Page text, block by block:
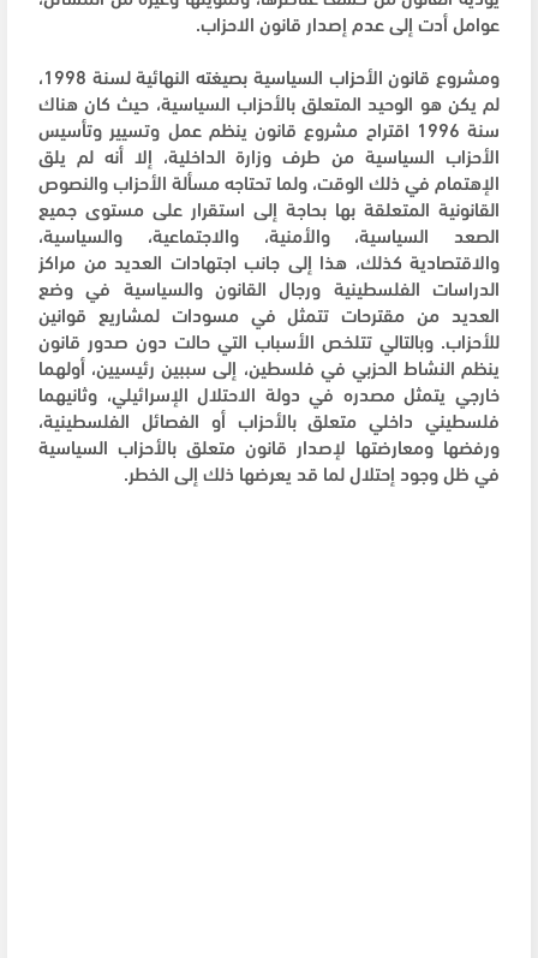
عوامل أدت إلى عدم إصدار قانون الاحزاب.
ومشروع قانون الأحزاب السياسية بصيغته النهائية لسنة 1998،
لم يكن هو الوحيد المتعلق بالأحزاب السياسية، حيث كان هناك
سنة 1996 اقتراح مشروع قانون ينظم عمل وتسيير وتأسيس
الأحزاب السياسية من طرف وزارة الداخلية، إلا أنه لم يلق
الإهتمام في ذلك الوقت، ولما تحتاجه مسألة الأحزاب والنصوص
القانونية المتعلقة بها بحاجة إلى استقرار على مستوى جميع
الصعد السياسية، والأمنية، والاجتماعية، والسياسية،
والاقتصادية كذلك، هذا إلى جانب اجتهادات العديد من مراكز
الدراسات الفلسطينية ورجال القانون والسياسية في وضع
العديد من مقترحات تتمثل في مسودات لمشاريع قوانين
للأحزاب. وبالتالي تتلخص الأسباب التي حالت دون صدور قانون
ينظم النشاط الحزبي في فلسطين، إلى سببين رئيسيين، أولهما
خارجي يتمثل مصدره في دولة الاحتلال الإسرائيلي، وثانيهما
فلسطيني داخلي متعلق بالأحزاب أو الفصائل الفلسطينية،
ورفضها ومعارضتها لإصدار قانون متعلق بالأحزاب السياسية
في ظل وجود إحتلال لما قد يعرضها ذلك إلى الخطر.